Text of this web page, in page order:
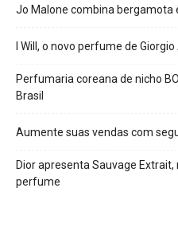
Jo Malone combina bergamota
I Will, o novo perfume de
Perfumaria coreana de nicho
Brasil
Aumente suas vendas com
Dior apresenta Sauvage
perfume